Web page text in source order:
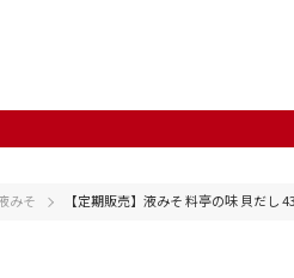
みそ 【定期販売】液みそ 料亭の味 貝だし